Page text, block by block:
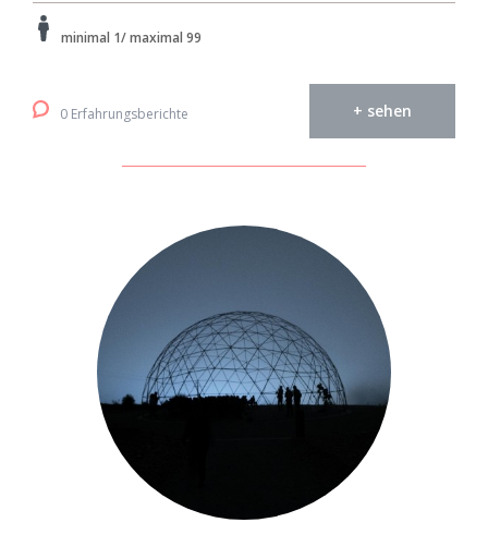
minimal 1/ maximal 99
0 Erfahrungsberichte + sehen